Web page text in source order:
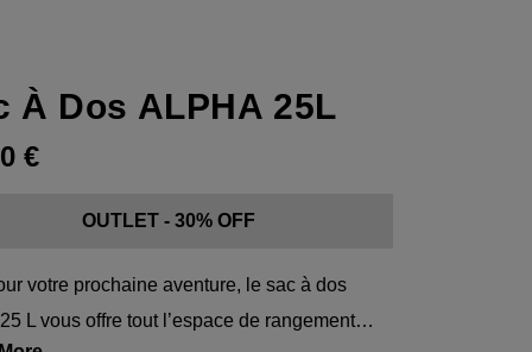
À Dos ALPHA 25L
€
OUTLET - 30% OFF
votre prochaine aventure, le sac à dos
L vous offre tout l’espace de rangement